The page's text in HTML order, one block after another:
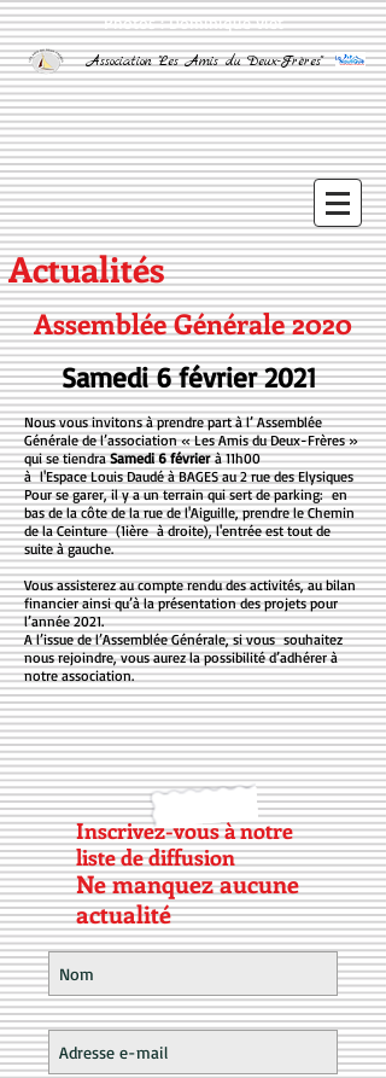
Photos : Dominique Viet
Association "Les Amis du Deux-Frères"
Actualités
Assemblée Générale 2020
Samedi 6 février 2021
Nous vous invitons à prendre part à l’ Assemblée
Générale de l’association « Les Amis du Deux-Frères »
qui se tiendraSamedi 6 févrierà 11h00
à l'Espace Louis Daudé à BAGES au 2 rue des Elysiques
Pour se garer, il y a un terrain qui sert de parking: en
bas de la côte de la rue de l'Aiguille, prendre le Chemin
de la Ceinture (1ière à droite), l'entrée est tout de
suite à gauche.
Vous assisterez au compte rendu des activités, au bilan
financier ainsi qu’à la présentation des projets pour
l’année 2021.
A l’issue de l’Assemblée Générale, si vous souhaitez
nous rejoindre, vous aurez la possibilité d’adhérer à
notre association.
Inscrivez-vous à notre
liste de diffusion
Ne manquez aucune
actualité